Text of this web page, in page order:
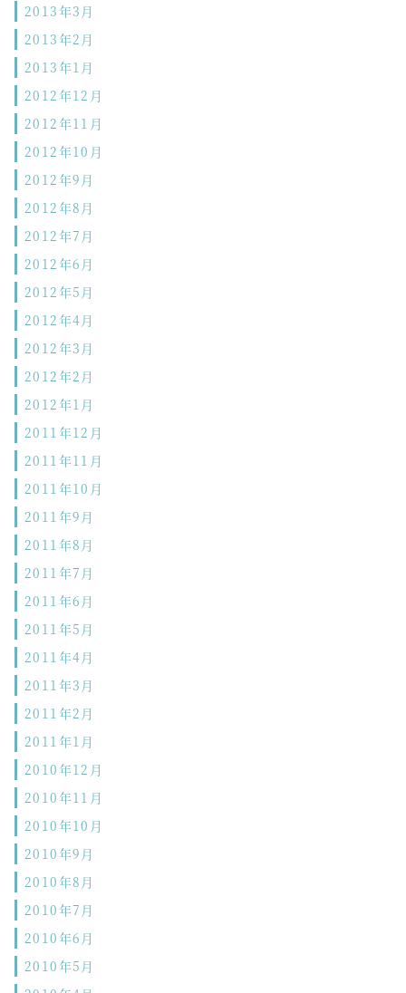
2013年3月
2013年2月
2013年1月
2012年12月
2012年11月
2012年10月
2012年9月
2012年8月
2012年7月
2012年6月
2012年5月
2012年4月
2012年3月
2012年2月
2012年1月
2011年12月
2011年11月
2011年10月
2011年9月
2011年8月
2011年7月
2011年6月
2011年5月
2011年4月
2011年3月
2011年2月
2011年1月
2010年12月
2010年11月
2010年10月
2010年9月
2010年8月
2010年7月
2010年6月
2010年5月